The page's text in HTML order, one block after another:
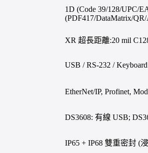
1D (Code 39/128/UPC/
(PDF417/DataMatrix/
XR 超長距離:20 mil
USB / RS-232 /
EtherNet/IP, Profinet,
DS3608: 有線 USB;
IP65 + IP68 雙重密封 (